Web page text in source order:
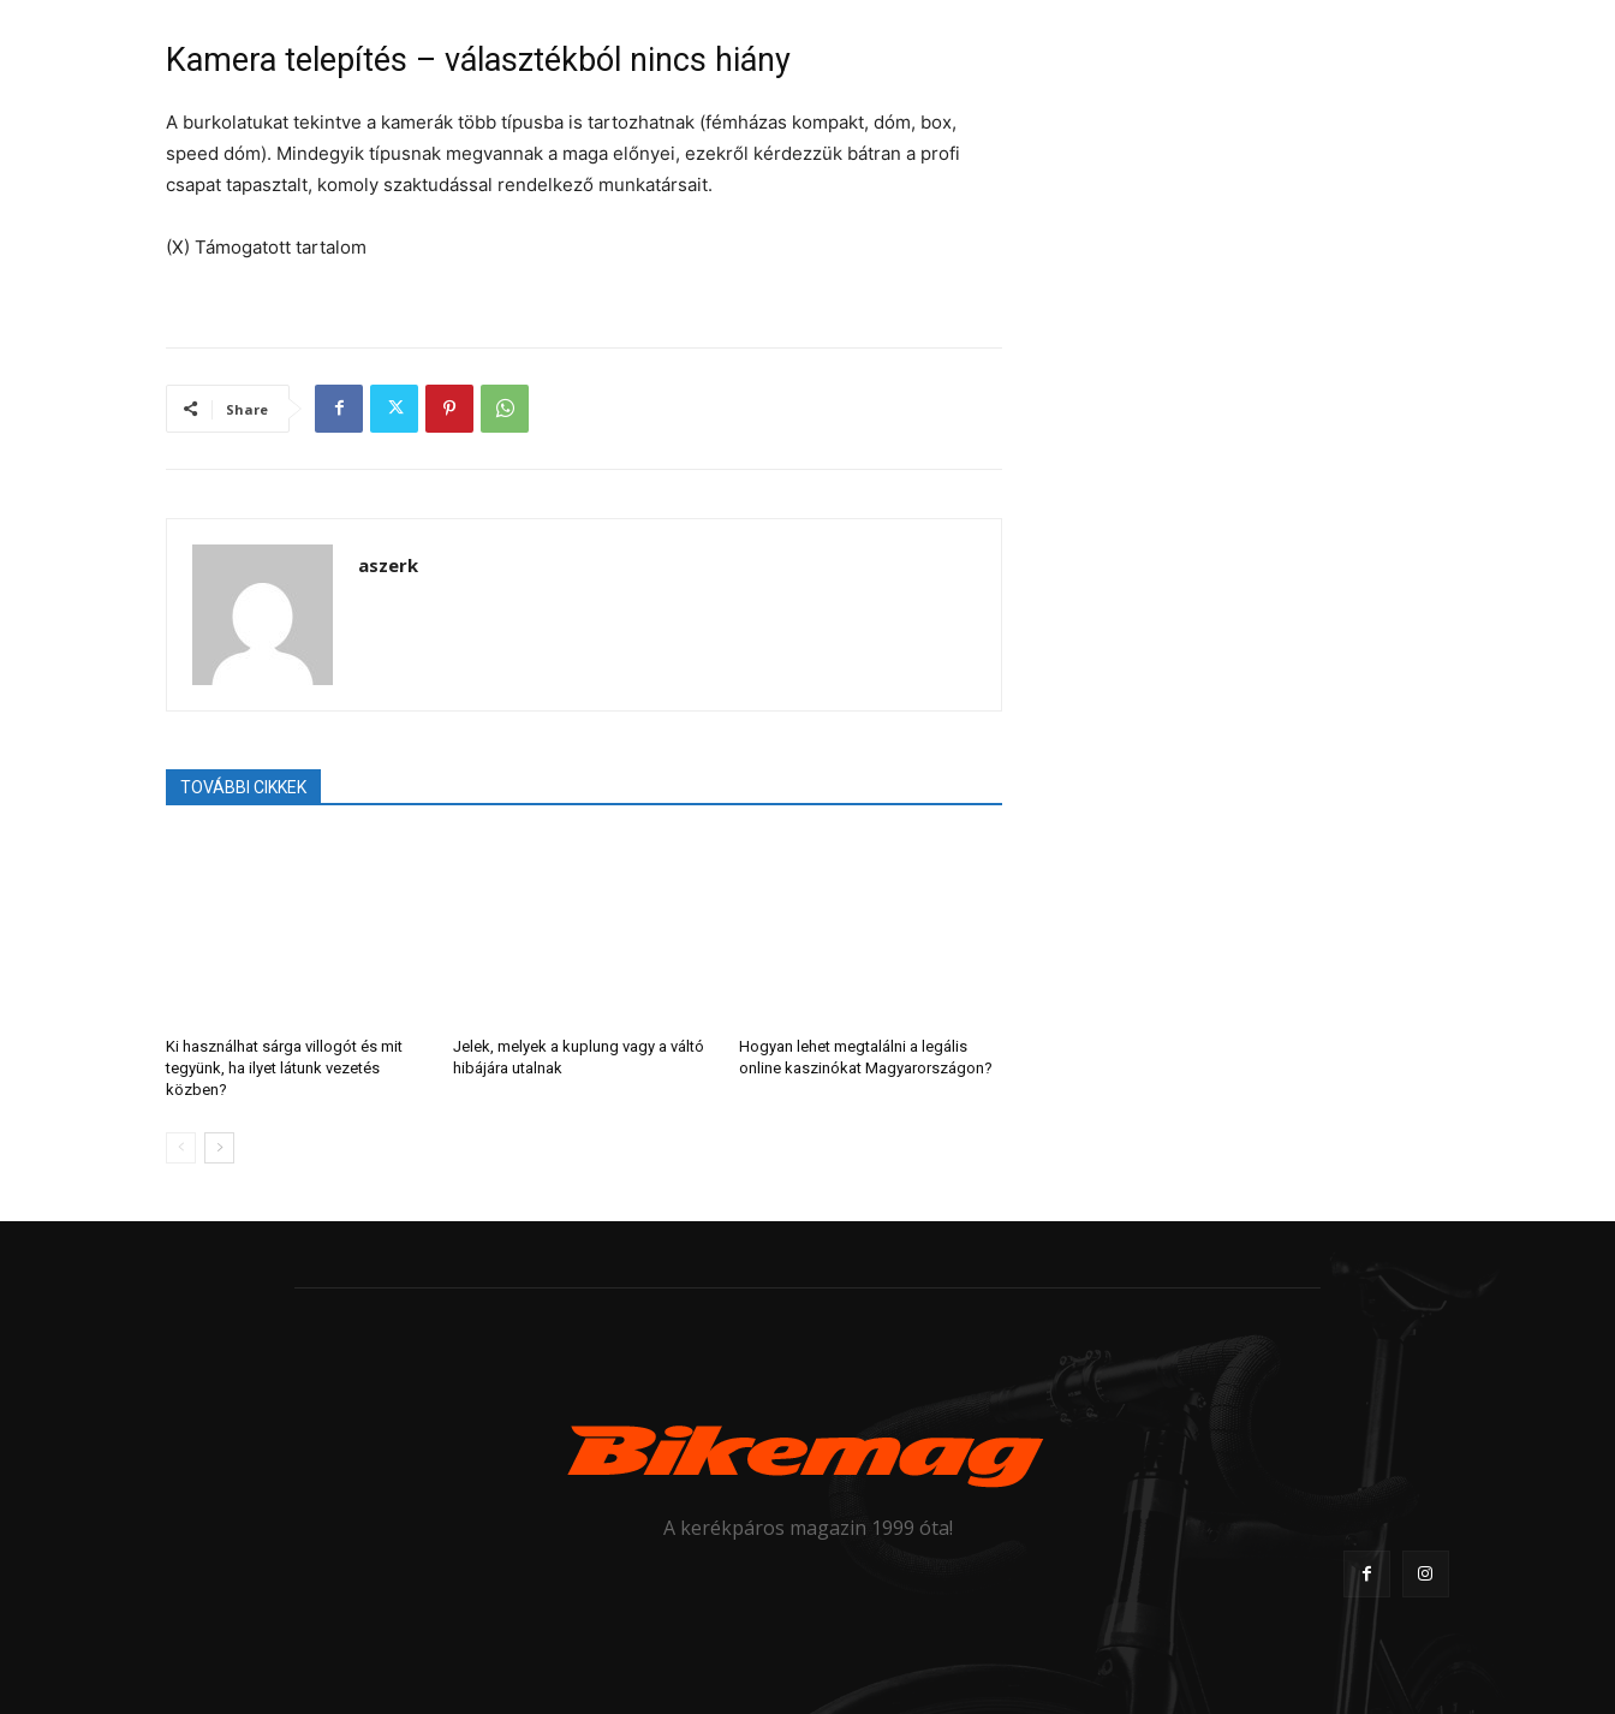
Kamera telepítés – választékból nincs hiány
A burkolatukat tekintve a kamerák több típusba is tartozhatnak (fémházas kompakt, dóm, box,
speed dóm). Mindegyik típusnak megvannak a maga előnyei, ezekről kérdezzük bátran a profi
csapat tapasztalt, komoly szaktudással rendelkező munkatársait.
(X) Támogatott tartalom
Share
aszerk
TOVÁBBI CIKKEK
Ki használhat sárga villogót és mit
tegyünk, ha ilyet látunk vezetés
közben?
Jelek, melyek a kuplung vagy a váltó
hibájára utalnak
Hogyan lehet megtalálni a legális
online kaszinókat Magyarországon?
A kerékpáros magazin 1999 óta!